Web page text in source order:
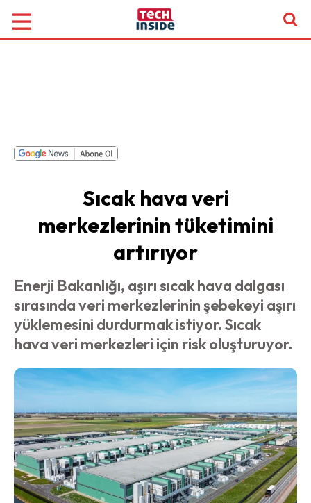
Sıcak hava veri
merkezlerinin tüketimini
artırıyor
Enerji Bakanlığı, aşırı sıcak hava dalgası
sırasında veri merkezlerinin şebekeyi aşırı
yüklemesini durdurmak istiyor. Sıcak
hava veri merkezleri için risk oluşturuyor.